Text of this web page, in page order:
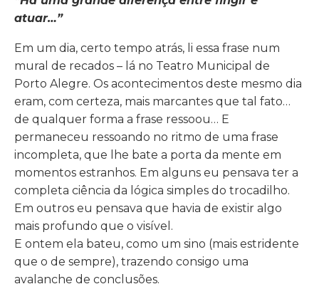
atuar…”
Em um dia, certo tempo atrás, li essa frase num
mural de recados – lá no Teatro Municipal de
Porto Alegre. Os acontecimentos deste mesmo dia
eram, com certeza, mais marcantes que tal fato…
de qualquer forma a frase ressoou… E
permaneceu ressoando no ritmo de uma frase
incompleta, que lhe bate a porta da mente em
momentos estranhos. Em alguns eu pensava ter a
completa ciência da lógica simples do trocadilho.
Em outros eu pensava que havia de existir algo
mais profundo que o visível.
E ontem ela bateu, como um sino (mais estridente
que o de sempre), trazendo consigo uma
avalanche de conclusões.